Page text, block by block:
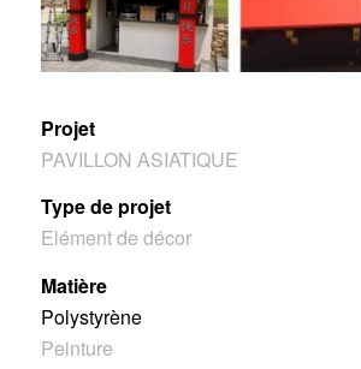
Projet
PAVILLON ASIATIQUE
Type de projet
Elément de décor
Matière
Polystyrène
Peinture